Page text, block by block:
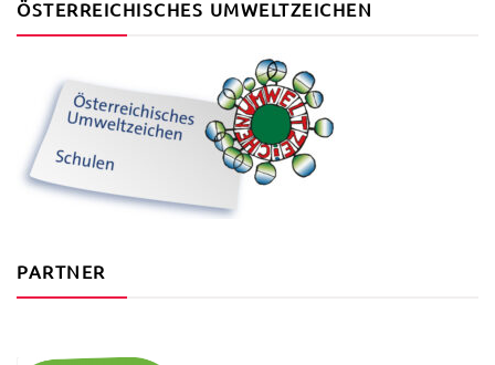
ÖSTERREICHISCHES UMWELTZEICHEN
PARTNER